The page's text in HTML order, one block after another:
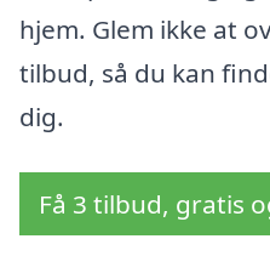
hjem. Glem ikke at
tilbud, så du kan
dig.
Få 3 tilbud, gratis